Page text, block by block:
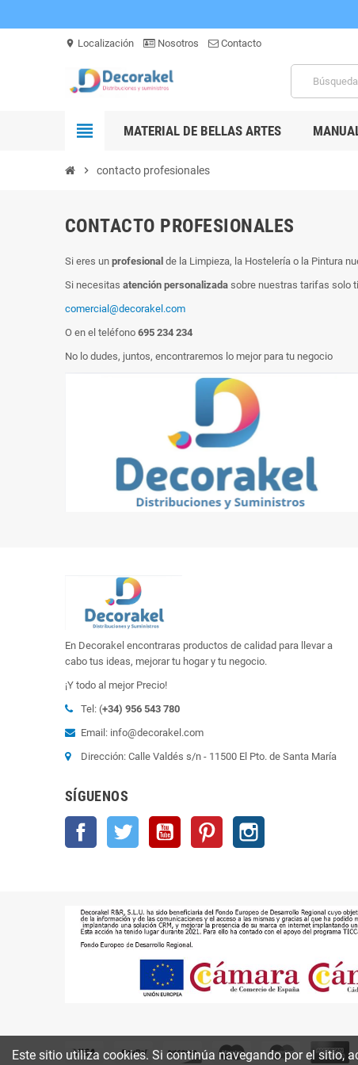
location_on Localización Nosotros Contacto
view_headline MATERIAL DE BELLAS ARTES
chevron_right contacto profesionales
CONTACTO PROFESIONALES
Si eres un profesional de la Limpieza, la Hostelería o la Pintura
Si necesitas atención personalizada sobre nuestras tarifas solo
comercial@decorakel.com
O en el teléfono 695 234 234
No lo dudes, juntos, encontraremos lo mejor para tu negocio
En Decorakel encontraras productos de calidad para llevar a
cabo tus ideas, mejorar tu hogar y tu negocio.
¡Y todo al mejor Precio!
Tel: (+34) 956 543 780
Email: info@decorakel.com
Dirección: Calle Valdés s/n - 11500 El Pto. de Santa María
SÍGUENOS
Facebook Twitter YouTube Pinterest
Este sitio utiliza cookies. Si continúa navegando por el sitio,